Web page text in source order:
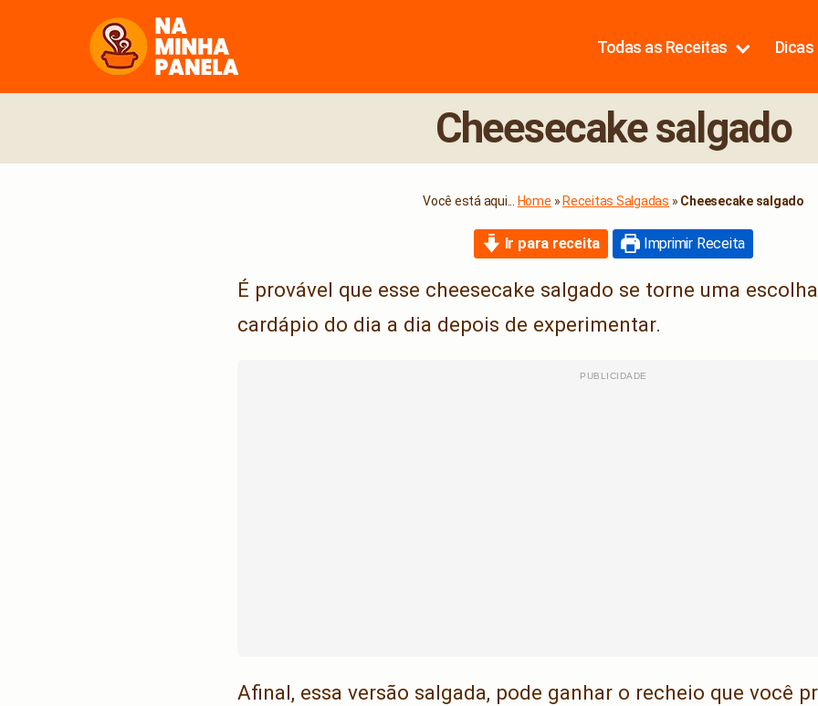
Todas as Receitas Dicas
Cheesecake salgado
Você está aqui... Home » Receitas Salgadas » Cheesecake salgado
Ir para receita Imprimir Receita
É provável que esse cheesecake salgado se torne uma
cardápio do dia a dia depois de experimentar.
Afinal, essa versão salgada, pode ganhar o recheio que você